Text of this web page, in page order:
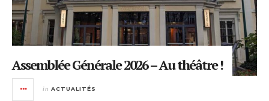
Assemblée Générale 2026 – Au théâtre !
in ACTUALITÉS